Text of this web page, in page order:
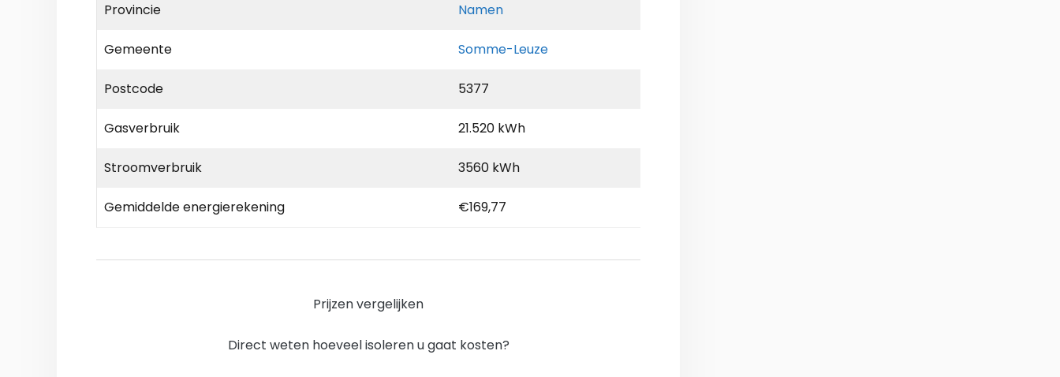
Provincie Namen
Gemeente Somme-Leuze
Postcode 5377
Gasverbruik 21.520 kWh
Stroomverbruik 3560 kWh
Gemiddelde energierekening €169,77
Prijzen vergelijken
Direct weten hoeveel isoleren u gaat kosten?